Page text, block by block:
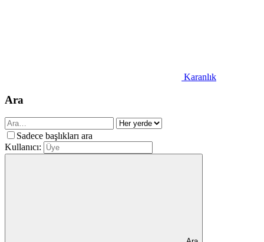
Karanlık
Ara
Sadece başlıkları ara
Kullanıcı: